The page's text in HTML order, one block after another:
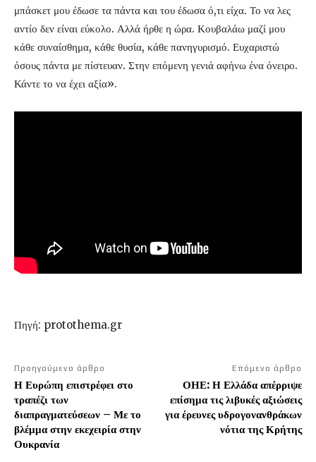
μπάσκετ μου έδωσε τα πάντα και του έδωσα ό,τι είχα. Το να λες
αντίο δεν είναι εύκολο. Αλλά ήρθε η ώρα. Κουβαλάω μαζί μου
κάθε συναίσθημα, κάθε θυσία, κάθε πανηγυρισμό. Ευχαριστώ
όσους πάντα με πίστευαν. Στην επόμενη γενιά αφήνω ένα όνειρο.
Κάντε το να έχει αξία».
Πηγή: protothema.gr
Προηγούμενο άρθρο
Η Ευρώπη επιστρέφει στο
τραπέζι των
διαπραγματεύσεων – Με το
βλέμμα στην εκεχειρία στην
Ουκρανία
Επόμενο άρθρο
ΟΗΕ: Η Ελλάδα απέρριψε
επίσημα τις λιβυκές αξιώσεις
για έρευνες υδρογονανθράκων
νότια της Κρήτης